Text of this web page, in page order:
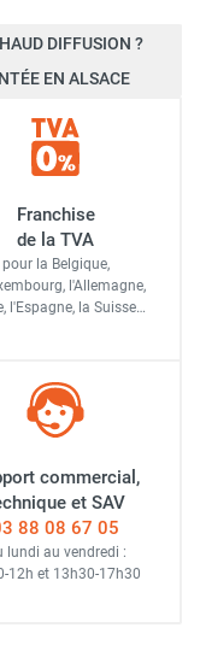
DIFFUSION ?
EN ALSACE
Franchise
de la TVA
pour la Belgique,
l'Allemagne,
l'Espagne, la Suisse…
commercial,
et SAV
88 08 67 05
lundi au vendredi :
12h et 13h30-17h30